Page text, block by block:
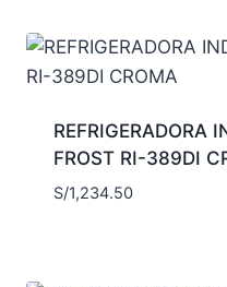
REFRIGERADORA
FROST RI-389DI
S/1,234.50